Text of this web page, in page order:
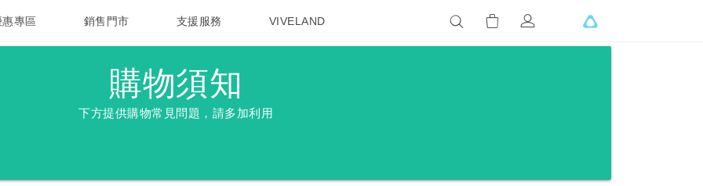
智慧型手機 配件
惠專區
點訊息 校園專案 企業採購
銷售門市
銷售通路 支援服務 VIVELAND
購物須知
下方提供購物常見問題，請多加利用